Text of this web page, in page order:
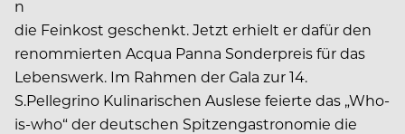
n
die Feinkost geschenkt. Jetzt erhielt er dafür den
renommierten Acqua Panna Sonderpreis für das
Lebenswerk. Im Rahmen der Gala zur 14.
S.Pellegrino Kulinarischen Auslese feierte das „Who-
is-who“ der deutschen Spitzengastronomie die